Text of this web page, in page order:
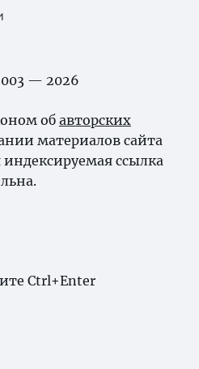
— 2026
об авторских
материалов сайта
ссылка
Ctrl+Enter